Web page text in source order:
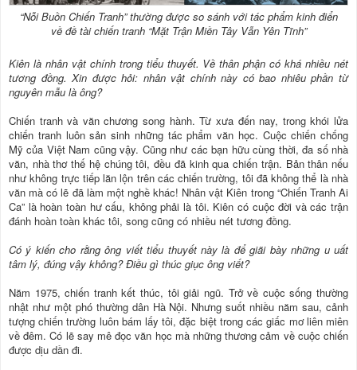
“Nỗi Buồn Chiến Tranh” thường được so sánh với tác phẩm kinh điển
về đề tài chiến tranh “Mặt Trận Miền Tây Vẫn Yên Tĩnh”
Kiên là nhân vật chính trong tiểu thuyết. Về thân phận có khá nhiều nét
tương đồng. Xin được hỏi: nhân vật chính này có bao nhiêu phần từ
nguyên mẫu là ông?
Chiến tranh và văn chương song hành. Từ xưa đến nay, trong khói lửa
chiến tranh luôn sản sinh những tác phẩm văn học. Cuộc chiến chống
Mỹ của Việt Nam cũng vậy. Cũng như các bạn hữu cùng thời, đa số nhà
văn, nhà thơ thế hệ chúng tôi, đều đã kinh qua chiến trận. Bản thân nếu
như không trực tiếp lăn lộn trên các chiến trường, tôi đã không thể là nhà
văn mà có lẽ đã làm một nghề khác! Nhân vật Kiên trong “Chiến Tranh Ai
Ca” là hoàn toàn hư cấu, không phải là tôi. Kiên có cuộc đời và các trận
đánh hoàn toàn khác tôi, song cũng có nhiều nét tương đồng.
Có ý kiến cho rằng ông viết tiểu thuyết này là để giãi bày những u uất
tâm lý, đúng vậy không? Điều gì thúc giục ông viết?
Năm 1975, chiến tranh kết thúc, tôi giải ngũ. Trở về cuộc sống thường
nhật như một phó thường dân Hà Nội. Nhưng suốt nhiều năm sau, cảnh
tượng chiến trường luôn bám lấy tôi, đặc biệt trong các giấc mơ liên miên
về đêm. Có lẽ say mê đọc văn học mà những thương cảm về cuộc chiến
được dịu dần đi.